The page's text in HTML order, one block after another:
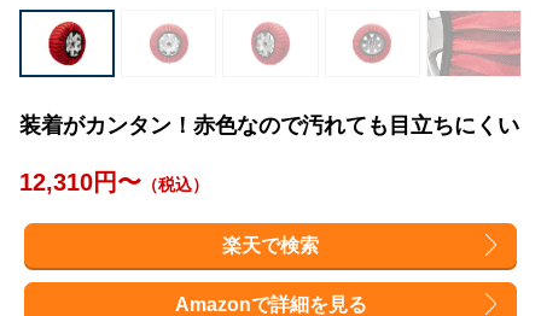
装着がカンタン！赤色なので汚れても目立ちにくい
12,310円〜 （税込）
楽天で検索
Amazonで詳細を見る